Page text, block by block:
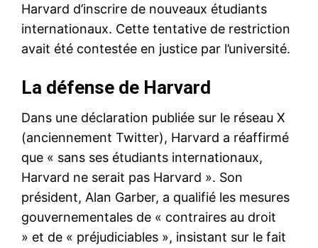
Harvard d’inscrire de nouveaux étudiants
internationaux. Cette tentative de restriction
avait été contestée en justice par l’université.
La défense de Harvard
Dans une déclaration publiée sur le réseau X
(anciennement Twitter), Harvard a réaffirmé
que « sans ses étudiants internationaux,
Harvard ne serait pas Harvard ». Son
président, Alan Garber, a qualifié les mesures
gouvernementales de « contraires au droit
» et de « préjudiciables », insistant sur le fait